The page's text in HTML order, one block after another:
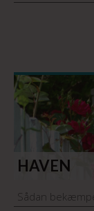
HAVEN
Sådan